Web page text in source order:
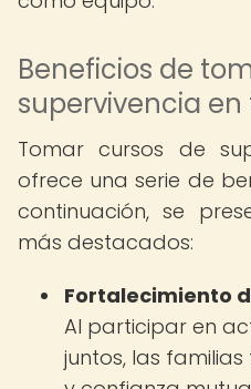
Beneficios de
supervivencia
Tomar cursos de
ofrece una serie de
continuación, se
más destacados:
Fortalecimiento
Al participar en
juntos, las